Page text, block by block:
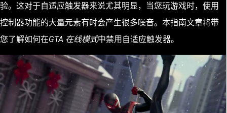
验。这对于自适应触发器来说尤其明显，当您玩游戏时，使用
控制器功能的大量元素有时会产生很多噪音。本指南文章将带
您了解如何在GTA 在线模式中禁用自适应触发器。